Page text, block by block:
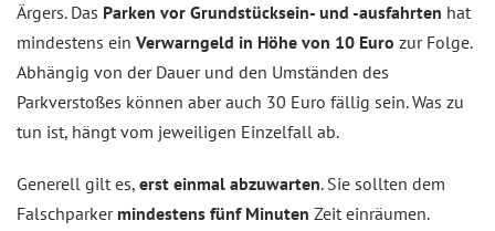
Ärgers. Das Parken vor Grund­­­stücksein- und -aus­­fahrten hat
mindestens ein Verwarngeld in Höhe von 10 Euro zur Folge.
Abhängig von der Dauer und den Umständen des
Parkverstoßes können aber auch 30 Euro fällig sein. Was zu
tun ist, hängt vom jeweiligen Einzelfall ab.
Generell gilt es, erst einmal abzuwarten. Sie sollten dem
Falschparker mindestens fünf Minuten Zeit einräumen.